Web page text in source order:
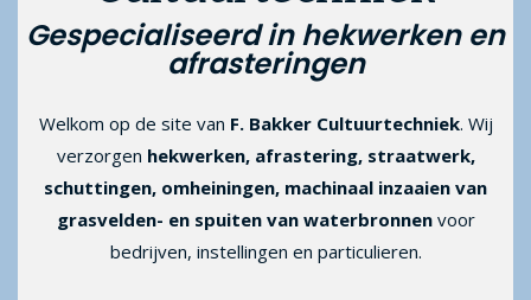
Gespecialiseerd in hekwerken en
afrasteringen
Welkom op de site van F. Bakker Cultuurtechniek. Wij
verzorgen hekwerken, afrastering, straatwerk,
schuttingen, omheiningen, machinaal inzaaien van
grasvelden- en spuiten van waterbronnenvoor
bedrijven, instellingen en particulieren.